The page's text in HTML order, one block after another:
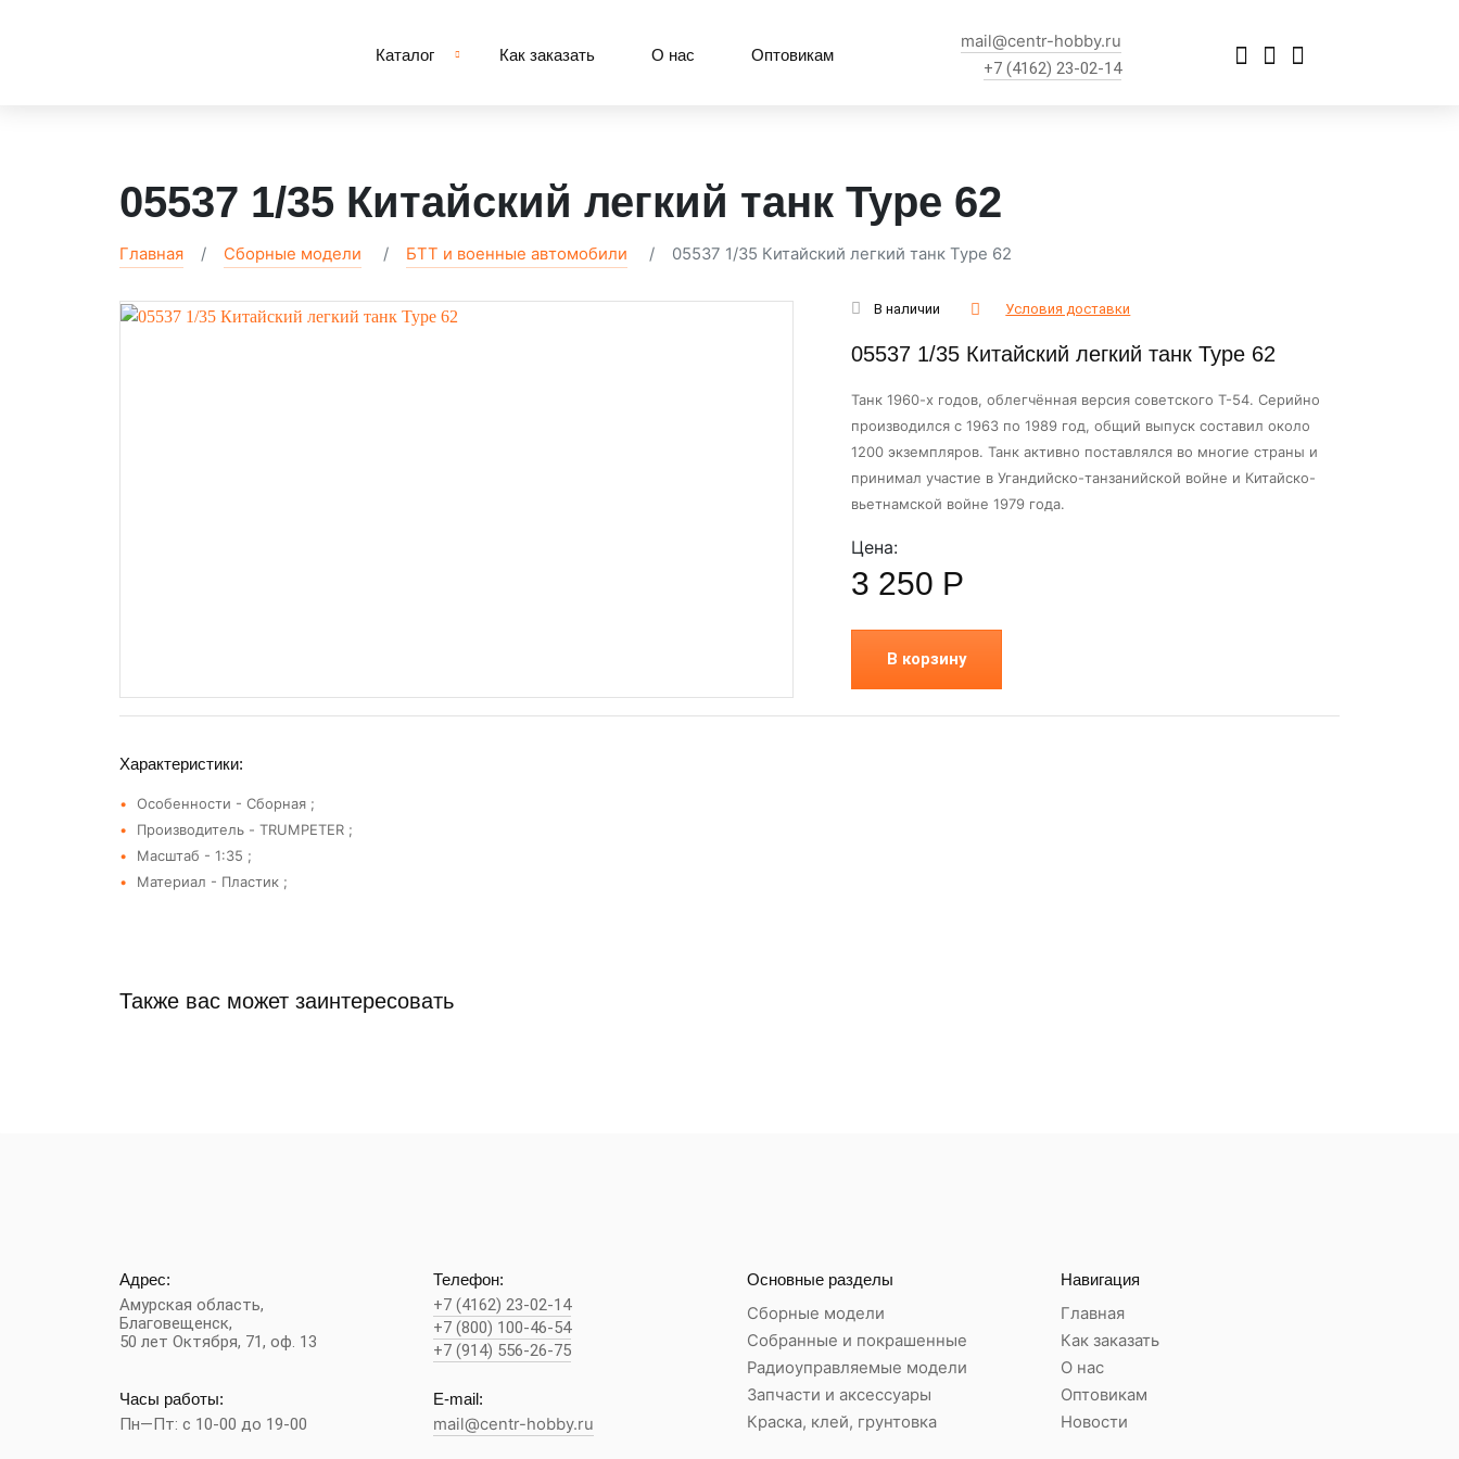
Каталог Как заказать О нас Оптовикам
mail@centr-hobby.ru
+7 (4162) 23-02-14
05537 1/35 Китайский легкий танк Type 62
Главная Сборные модели БТТ и военные автомобили 05537 1/35 Китайский легкий танк Type 62
В наличии Условия доставки
05537 1/35 Китайский легкий танк Type 62
Танк 1960-х годов, облегчённая версия советского Т-54. Серийно
производился с 1963 по 1989 год, общий выпуск составил около
1200 экземпляров. Танк активно поставлялся во многие страны и
принимал участие в Угандийско-танзанийской войне и Китайско-
вьетнамской войне 1979 года.
Цена:
3 250 Р
В корзину
Характеристики:
Особенности - Сборная ;
Производитель - TRUMPETER ;
Масштаб - 1:35 ;
Материал - Пластик ;
Также вас может заинтересовать
Адрес:
Амурская область,
Благовещенск,
50 лет Октября, 71, оф. 13
Телефон:
+7 (4162) 23-02-14
+7 (800) 100-46-54
+7 (914) 556-26-75
Часы работы:
Пн—Пт: с 10-00 до 19-00
E-mail:
mail@centr-hobby.ru
Основные разделы
Сборные модели
Собранные и покрашенные
Радиоуправляемые модели
Запчасти и аксессуары
Краска, клей, грунтовка
Навигация
Главная
Как заказать
О нас
Оптовикам
Новости